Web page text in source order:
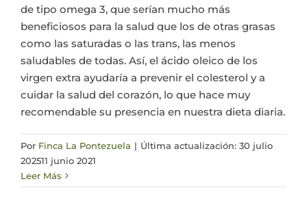
de tipo omega 3, que serían mucho más
beneficiosos para la salud que los de otras grasas
como las saturadas o las trans, las menos
saludables de todas. Así, el ácido oleico de los
virgen extra ayudaría a prevenir el colesterol y a
cuidar la salud del corazón, lo que hace muy
recomendable su presencia en nuestra dieta diaria.
Por Finca La Pontezuela | Última actualización: 30 julio
202511 junio 2021
Leer Más